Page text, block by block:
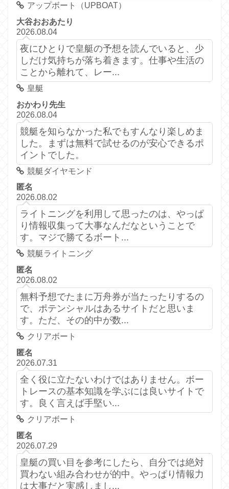
アップボート（UPBOAT）
大谷おおあたり
2026.08.04
夜にひとりで皇艇の予想を読んでいると、少
しだけ気持ちが落ち着きます。仕事や生活の
ことから離れて、レー...
皇艇
おかわり先生
2026.08.04
競艇を知らなかった私でもすんなり楽しめま
した。まずは無料で試せるのが安心できるポ
イントでした。
競艇ダイヤモンド
匿名
2026.08.02
ライトニングを利用して思ったのは、やっぱ
り情報収集って大事なんだなということで
す。マジで勝てるボート...
競艇ライトニング
匿名
2026.08.02
無料予想でたまに万舟券が当たったりするの
で、ポテンシャルはあるサイトだと思いま
す。ただ、その的中が数...
クリアボート
匿名
2026.07.31
全く役に立たないわけではありません。ボー
トレースの基本知識を学ぶには良いサイトで
す。良く言えば手堅い...
クリアボート
匿名
2026.07.29
皇艇の買い目を参考にしたら、自分では絶対
買わない組み合わせが的中。やっぱり情報力
は大事だと実感しまし...